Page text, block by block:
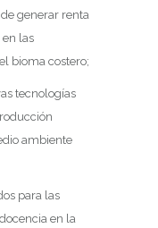
generar renta
las
bioma costero;
tecnologías
ambiente
para las
en la